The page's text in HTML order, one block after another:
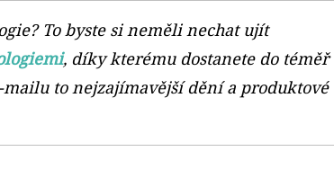
To byste si neměli nechat ujít
, díky kterému dostanete do téměř
to nejzajímavější dění a produktové